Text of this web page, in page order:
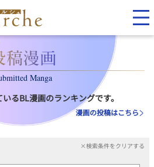
Manga
るBL漫画のランキングです。
漫画の投稿はこちら
×検索条件をクリアする